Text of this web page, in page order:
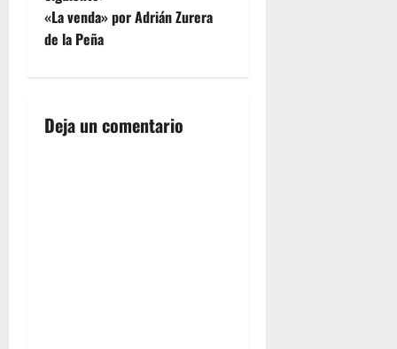
e
c
«La venda» por Adrián Zurera
de la Peña
Deja un comentario